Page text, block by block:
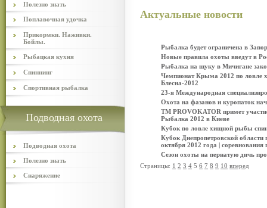
Полезно знать
Поплавочная удочка
Прикормки. Наживки.
Бойлы.
Рыбацкая кухня
Спиннинг
Спортивная рыбалка
Подводная охота
Подводная охота
Полезно знать
Снаряжение
Актуальные новости
Рыбалка будет ограничена в
Новые правила охоты введут в
Рыбалка на щуку в Мичигане
Чемпионат Крыма 2012 по ловле
Блесна-2012
23-я Международная
Охота на фазанов и куропаток
TM PROVOKATOR примет
Рыбалка 2012 в Киеве
Кубок по ловле хищной рыбы
Кубок Днепропетровской
октября 2012 года |
Сезон охоты на пернатую дичь
Страницы: 1 2 3 4 5 6 7 8 9 10 вперед